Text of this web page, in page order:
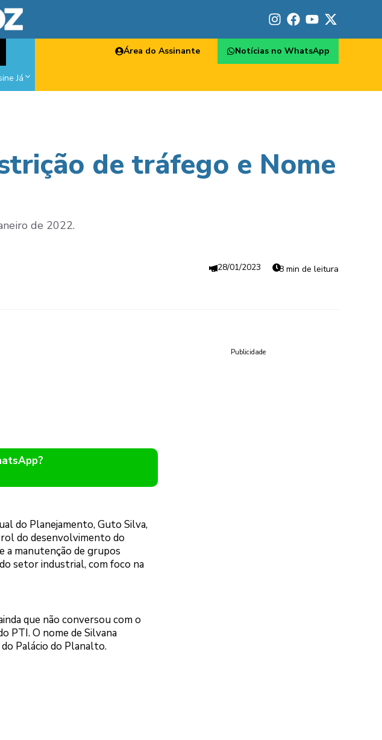
Já
Área do Assinante Notícias no WhatsApp
de tráfego e Nome
de 2022.
28/01/2023 8 min de leitura
do Planejamento, Guto Silva,
do desenvolvimento do
a manutenção de grupos
setor industrial, com foco na
que não conversou com o
PTI. O nome de Silvana
Palácio do Planalto.
Publicidade